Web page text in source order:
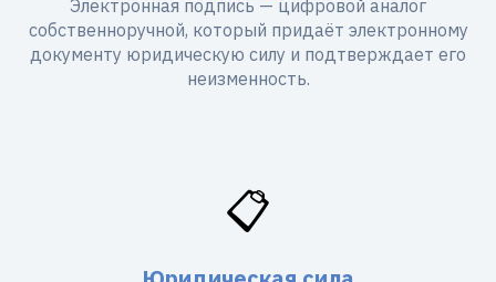
Электронная подпись — цифровой аналог
собственноручной, который придаёт электронному
документу юридическую силу и подтверждает его
неизменность.
📋